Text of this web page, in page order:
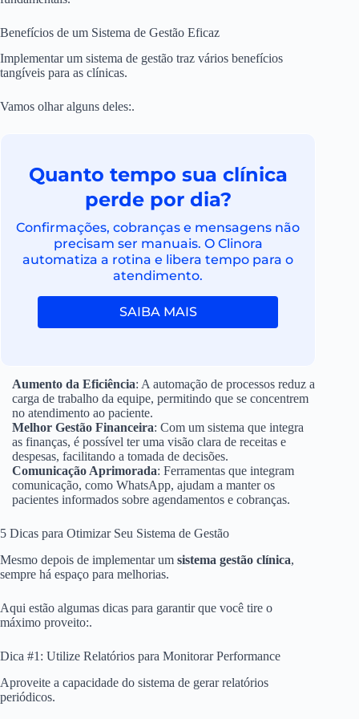
Benefícios de um Sistema de Gestão Eficaz
Implementar um sistema de gestão traz vários benefícios
tangíveis para as clínicas.
Vamos olhar alguns deles:.
Quanto tempo sua clínica
perde por dia?
Confirmações, cobranças e mensagens não
precisam ser manuais. O Clinora
automatiza a rotina e libera tempo para o
atendimento.
SAIBA MAIS
Aumento da Eficiência: A automação de processos reduz a
carga de trabalho da equipe, permitindo que se concentrem
no atendimento ao paciente.
Melhor Gestão Financeira: Com um sistema que integra
as finanças, é possível ter uma visão clara de receitas e
despesas, facilitando a tomada de decisões.
Comunicação Aprimorada: Ferramentas que integram
comunicação, como WhatsApp, ajudam a manter os
pacientes informados sobre agendamentos e cobranças.
5 Dicas para Otimizar Seu Sistema de Gestão
Mesmo depois de implementar um sistema gestão clínica,
sempre há espaço para melhorias.
Aqui estão algumas dicas para garantir que você tire o
máximo proveito:.
Dica #1: Utilize Relatórios para Monitorar Performance
Aproveite a capacidade do sistema de gerar relatórios
periódicos.